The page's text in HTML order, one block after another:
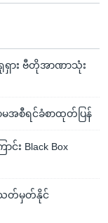
ရှား ဗီတိုအာဏာသုံး
အစီရင်ခံစာထုတ်ပြန်
း Black Box
သတ်မှတ်နိုင်